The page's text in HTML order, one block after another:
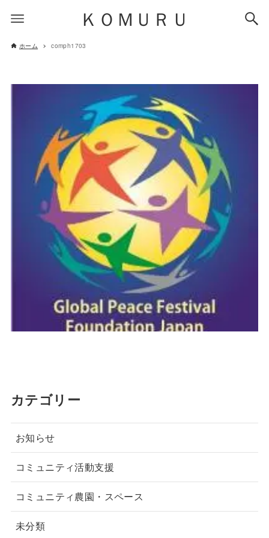
ＫＯＭＵＲＵ
ホーム comph1703
カテゴリー
お知らせ
コミュニティ活動支援
コミュニティ農園・スペース
未分類